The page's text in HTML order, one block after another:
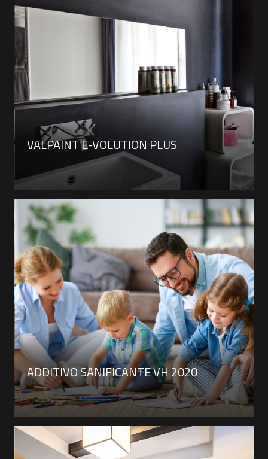
VALPAINT E-VOLUTION PLUS
ADDITIVO SANIFICANTE VH 2020